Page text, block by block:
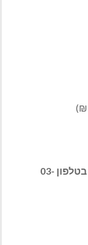
בטלפון 03-